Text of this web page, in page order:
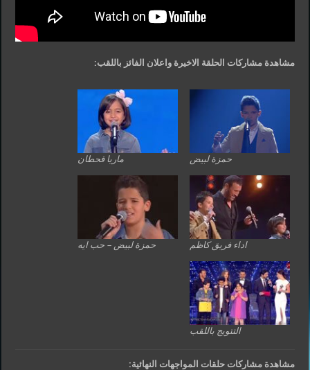
مشاهدة مشاركات الحلقة الاخيرة واعلان الفائز باللقب:
حمزة لبيض ماريا قحطان
اداء فريق كاظم حمزة لبيض – حب ايه
التتويج باللقب
مشاهدة مشاركات حلقات المواجهات النهائية: